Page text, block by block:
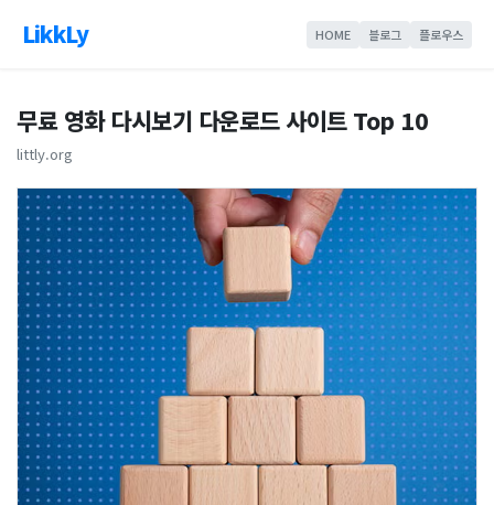
LikkLy HOME 블로그 플로우스
무료 영화 다시보기 다운로드 사이트 Top 10
littly.org